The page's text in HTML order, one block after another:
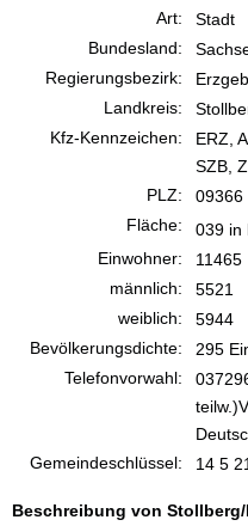
Art:
Stadt
Bundesland:
Regierungsbezirk:
Landkreis:
Kfz-Kennzeichen:
ERZ,
SZB,
PLZ:
09366
Fläche:
039 in
Einwohner:
11465
männlich:
5521
weiblich:
5944
Bevölkerungsdichte:
295
Telefonvorwahl:
Gemeindeschlüssel:
14 5
Beschreibung von Stollberg/